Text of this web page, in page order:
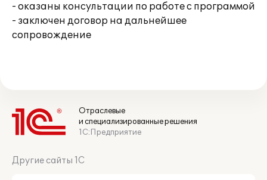
- оказаны консультации по работе с программой
- заключен договор на дальнейшее
сопровождение
Отраслевые
и специализированные решения
1С:Предприятие
Другие сайты 1С